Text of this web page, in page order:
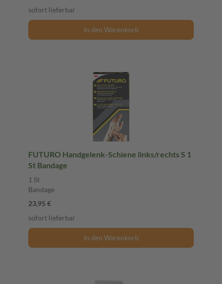
sofort lieferbar
In den Warenkorb
FUTURO Handgelenk-Schiene links/rechts S 1
St Bandage
1 St
Bandage
23,95 €
sofort lieferbar
In den Warenkorb